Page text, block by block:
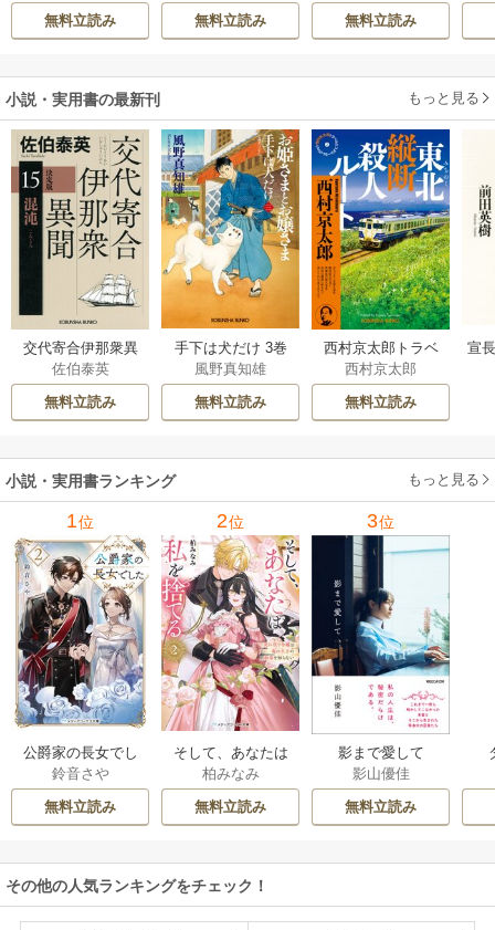
ハ
無料立読み
される―
無料立読み
カサ
無料立読み
小説・実用書の最新刊 もっと見る
交代寄合伊那衆異
聞 15巻
佐伯泰英
無料立読み
手下は犬だけ 3巻
風野真知雄
無料立読み
西村京太郎トラベ
ルミステリー・セ
レクション 2巻
西村京太郎
無料立読み
宣
小説・実用書ランキング もっと見る
1位
公爵家の長女でし
た
鈴音さや
無料立読み
2位
そして、あなたは
私を捨てる
柏みなみ
無料立読み
3位
影まで愛して
影山優佳
無料立読み
その他の人気ランキングをチェック！